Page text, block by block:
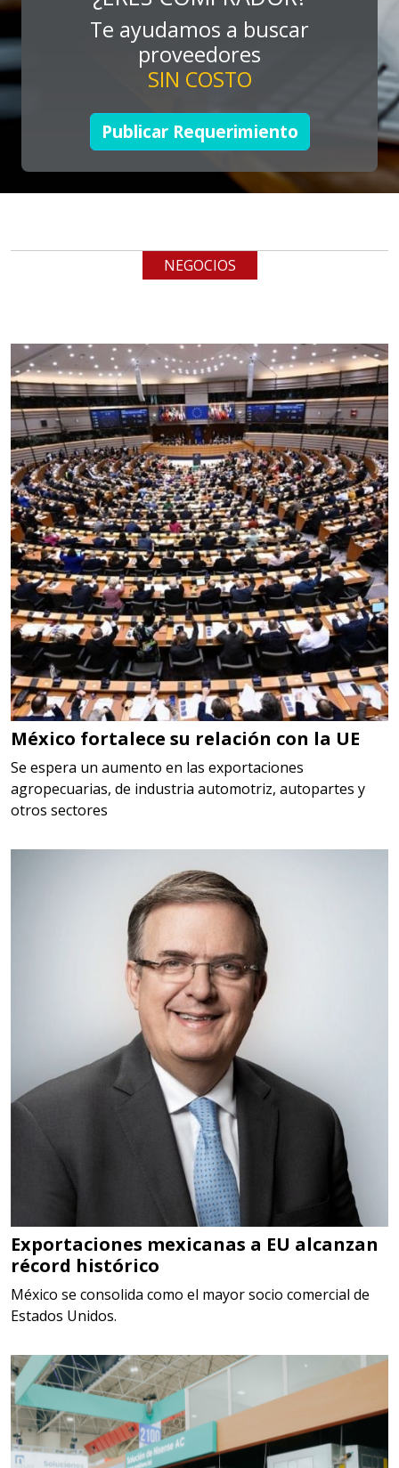
Consultoría, promocionales, stands,
expos, activaciones
Aplicar al Requerimiento
Empresa en Jalisco
Requiere:
TUBERÍA INOXIDABLE
cualquiera
Empresa en Jalisco
Requiere:
LOGÍSTICA DE CARGA LLAVE
EN MANO
Especificaciones:
cualquiera
Aplicar al Requerimiento
Empresa en Jalisco
Requiere:
LOGÍSTICA
Especificaciones:
cualquiera
Aplicar al Requerimiento
Empresa en Querétaro
Requiere:
HERRAMIENTAS DE CORTE
Especificaciones:
HSS, CON RECUBRIMIENTO,
CARBURO, RIMAS, ENDMILLS,
BROCAS, LIMAS, ETC
Aplicar al Requerimiento
Empresa en Querétaro
HERRAMIENTAS DE TORQUE
TORQUE CONTROLADO,
MECANICOS, ELECTRONICOS,
DIGITALES, MULTIPLICADORES,
PARA PUNTAS,
Aplicar al Requerimiento
Empresa en Estado de México
Requiere:
SCRAP
Especificaciones:
Te ayudamos a buscar
proveedores
SIN COSTO
Publicar Requerimiento
NEGOCIOS
México fortalece su relación con la UE
Se espera un aumento en las exportaciones
agropecuarias, de industria automotriz, autopartes y
otros sectores
Exportaciones mexicanas a EU alcanzan
récord histórico
México se consolida como el mayor socio comercial de
Estados Unidos.